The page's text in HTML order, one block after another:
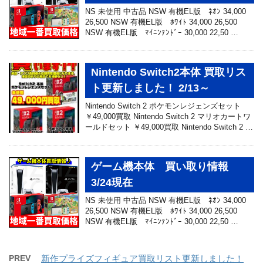
NS 未使用 中古品 NSW 有機EL版 ﾈｵﾝ 34,000
26,500 NSW 有機EL版 ﾎﾜｲﾄ 34,000 26,500
NSW 有機EL版 ﾏｲﾆﾝﾃﾝﾄﾞｰ 30,000 22,50 …
Nintendo Switch2本体 買取リス
ト更新しました！ 2/13～
Nintendo Switch 2 ポケモンレジェンズセット
￥49,000買取 Nintendo Switch 2 マリオカートワ
ールドセット ￥49,000買取 Nintendo Switch 2 …
ゲーム機本体 買い取り情報
3/24現在
NS 未使用 中古品 NSW 有機EL版 ﾈｵﾝ 34,000
26,500 NSW 有機EL版 ﾎﾜｲﾄ 34,000 26,500
NSW 有機EL版 ﾏｲﾆﾝﾃﾝﾄﾞｰ 30,000 22,50 …
PREV
新作プライズフィギュア買取リスト更新しました！